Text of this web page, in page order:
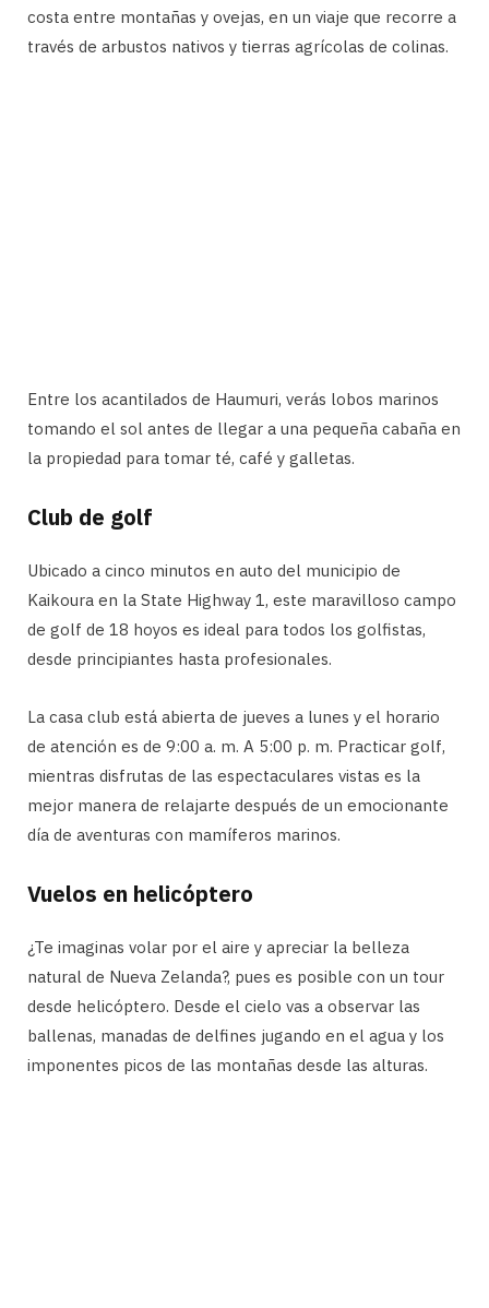
costa entre montañas y ovejas, en un viaje que recorre a
través de arbustos nativos y tierras agrícolas de colinas.
Entre los acantilados de Haumuri, verás lobos marinos
tomando el sol antes de llegar a una pequeña cabaña en
la propiedad para tomar té, café y galletas.
Club de golf
Ubicado a cinco minutos en auto del municipio de
Kaikoura en la State Highway 1, este maravilloso campo
de golf de 18 hoyos es ideal para todos los golfistas,
desde principiantes hasta profesionales.
La casa club está abierta de jueves a lunes y el horario
de atención es de 9:00 a. m. A 5:00 p. m. Practicar golf,
mientras disfrutas de las espectaculares vistas es la
mejor manera de relajarte después de un emocionante
día de aventuras con mamíferos marinos.
Vuelos en helicóptero
¿Te imaginas volar por el aire y apreciar la belleza
natural de Nueva Zelanda?, pues es posible con un tour
desde helicóptero. Desde el cielo vas a observar las
ballenas, manadas de delfines jugando en el agua y los
imponentes picos de las montañas desde las alturas.